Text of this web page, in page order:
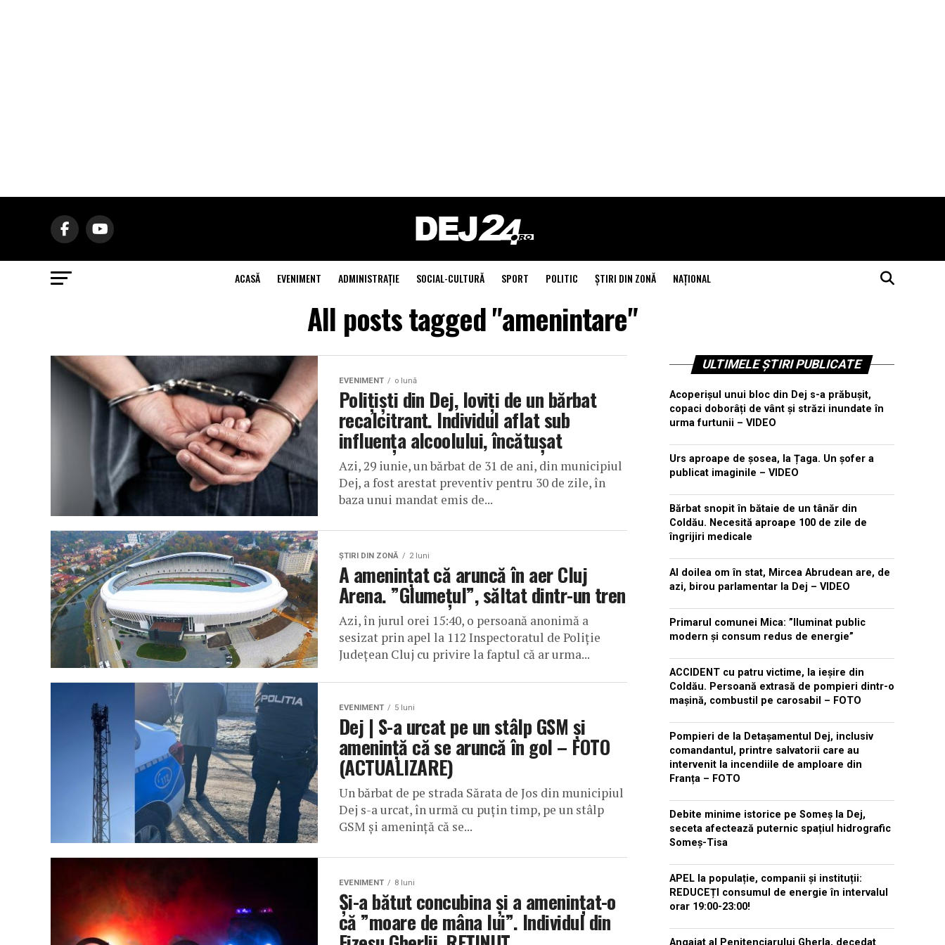
ACASĂ EVENIMENT ADMINISTRAŢIE SOCIAL-CULTURĂ SPORT POLITIC ŞTIRI DIN ZONĂ NAŢIONAL
All posts tagged "amenintare"
EVENIMENT o lună
Polițiști din Dej, loviți de un bărbat
recalcitrant. Individul aflat sub
influența alcoolului, încătușat
Azi, 29 iunie, un bărbat de 31 de ani, din municipiul
Dej, a fost arestat preventiv pentru 30 de zile, în
baza unui mandat emis de...
ŞTIRI DIN ZONĂ 2 luni
A amenințat că aruncă în aer Cluj
Arena. ”Glumețul”, săltat dintr-un tren
Azi, în jurul orei 15:40, o persoană anonimă a
sesizat prin apel la 112 Inspectoratul de Poliție
Județean Cluj cu privire la faptul că ar urma...
EVENIMENT 5 luni
Dej | S-a urcat pe un stâlp GSM și
amenință că se aruncă în gol – FOTO
(ACTUALIZARE)
Un bărbat de pe strada Sărata de Jos din municipiul
Dej s-a urcat, în urmă cu puțin timp, pe un stâlp
GSM și amenință că se...
EVENIMENT 8 luni
Și-a bătut concubina și a amenințat-o
că ”moare de mâna lui”. Individul din
ULTIMELE ȘTIRI PUBLICATE
Acoperișul unui bloc din Dej s-a prăbușit,
copaci doborâți de vânt și străzi inundate în
urma furtunii – VIDEO
Urs aproape de șosea, la Țaga. Un șofer a
publicat imaginile – VIDEO
Bărbat snopit în bătaie de un tânăr din
Coldău. Necesită aproape 100 de zile de
îngrijiri medicale
Al doilea om în stat, Mircea Abrudean are, de
azi, birou parlamentar la Dej – VIDEO
Primarul comunei Mica: ”Iluminat public
modern și consum redus de energie”
ACCIDENT cu patru victime, la ieșire din
Coldău. Persoană extrasă de pompieri dintr-o
mașină, combustil pe carosabil – FOTO
Pompieri de la Detașamentul Dej, inclusiv
comandantul, printre salvatorii care au
intervenit la incendiile de amploare din
Franța – FOTO
Debite minime istorice pe Someș la Dej,
seceta afectează puternic spațiul hidrografic
Someș-Tisa
APEL la populație, companii și instituții:
REDUCEȚI consumul de energie în intervalul
orar 19:00-23:00!
Angajat al Penitenciarului Gherla, decedat